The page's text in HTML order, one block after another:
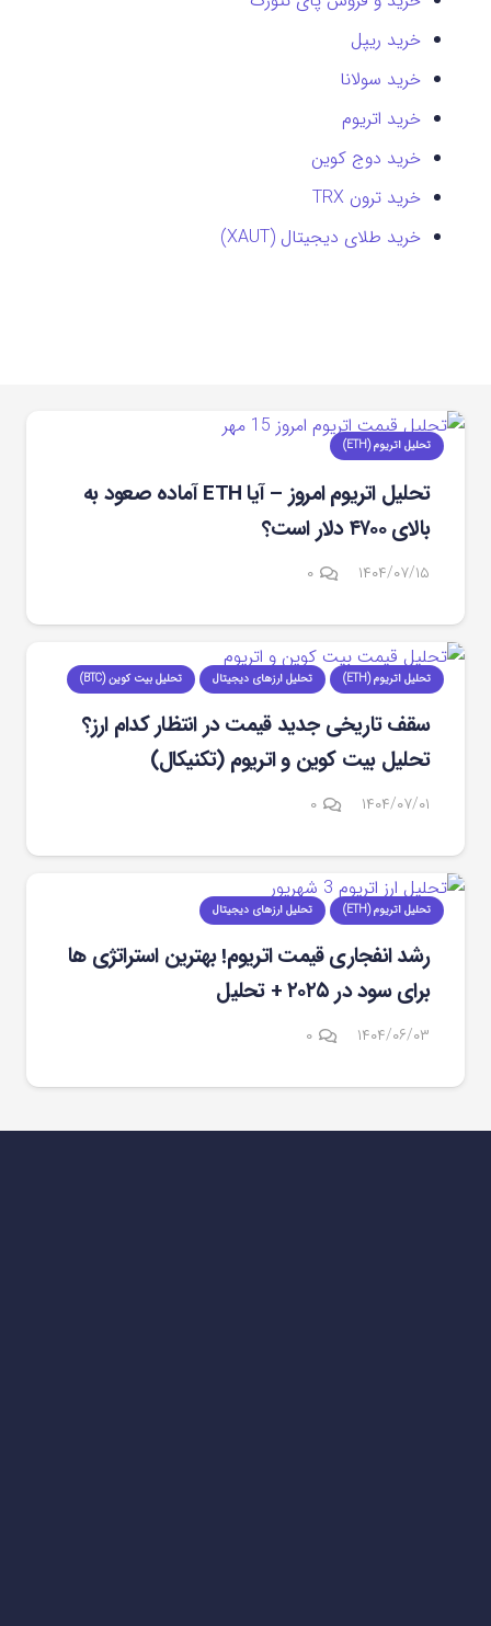
خرید ریپل
خرید سولانا
خرید اتریوم
خرید دوج کوین
خرید ترون TRX
خرید طلای دیجیتال (XAUT)
تحلیل اتریوم (ETH)
تحلیل اتریوم امروز – آیا ETH آماده صعود به
بالای ۴۷۰۰ دلار است؟
۱۴۰۴/۰۷/۱۵ ۰
تحلیل اتریوم (ETH) تحلیل ارزهای دیجیتال تحلیل بیت کوین (BTC)
سقف تاریخی جدید قیمت در انتظار کدام ارز؟
تحلیل بیت کوین و اتریوم (تکنیکال)
۱۴۰۴/۰۷/۰۱ ۰
تحلیل اتریوم (ETH) تحلیل ارزهای دیجیتال
رشد انفجاری قیمت اتریوم! بهترین استراتژی ‌ها
برای سود در ۲۰۲۵ + تحلیل
۱۴۰۴/۰۶/۰۳ ۰